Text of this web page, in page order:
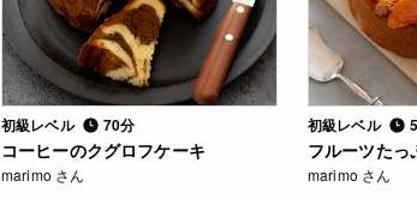
初級レベル 70分
コーヒーのクグロフケーキ
marimo さん
初級レベル
フルーツたっ
marimo さん